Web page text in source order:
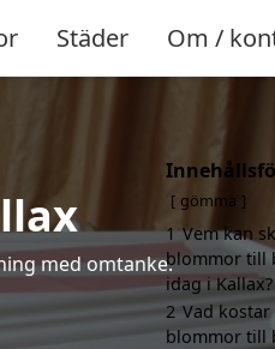
Städer Om /
med omtanke.
gömma
1 Vem kan
blommor till
idag i Kallax?
2 Vad
blommor till